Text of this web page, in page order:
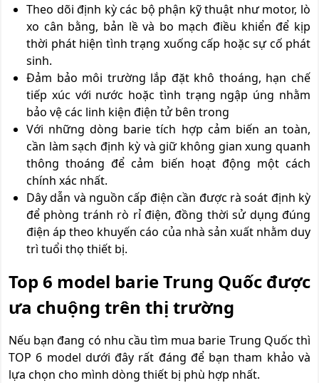
Theo dõi định kỳ các bộ phận kỹ thuật như motor, lò
xo cân bằng, bản lề và bo mạch điều khiển để kịp
thời phát hiện tình trạng xuống cấp hoặc sự cố phát
sinh.
Đảm bảo môi trường lắp đặt khô thoáng, hạn chế
tiếp xúc với nước hoặc tình trạng ngập úng nhằm
bảo vệ các linh kiện điện tử bên trong
Với những dòng barie tích hợp cảm biến an toàn,
cần làm sạch định kỳ và giữ không gian xung quanh
thông thoáng để cảm biến hoạt động một cách
chính xác nhất.
Dây dẫn và nguồn cấp điện cần được rà soát định kỳ
để phòng tránh rò rỉ điện, đồng thời sử dụng đúng
điện áp theo khuyến cáo của nhà sản xuất nhằm duy
trì tuổi thọ thiết bị.
Top 6 model barie Trung Quốc được
ưa chuộng trên thị trường
Nếu bạn đang có nhu cầu tìm mua barie Trung Quốc thì
TOP 6 model dưới đây rất đáng để bạn tham khảo và
lựa chọn cho mình dòng thiết bị phù hợp nhất.